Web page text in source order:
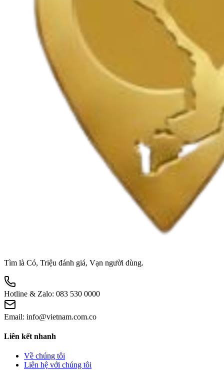
Tìm là Có, Triệu đánh giá, Vạn người dùng.
Hotline & Zalo: 083 530 0000
Email: info@vietnam.com.co
Liên kết nhanh
Về chúng tôi
Liên hệ với chúng tôi